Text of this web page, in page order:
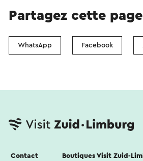
Partagez cette page
WhatsApp Facebook
Contact Boutiques Visit Zuid-